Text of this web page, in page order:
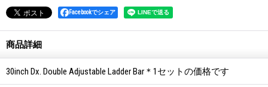
Facebookでシェア
商品詳細
30inch Dx. Double Adjustable Ladder Bar＊1セットの価格です